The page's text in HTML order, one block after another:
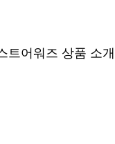
트어워즈 상품 소개